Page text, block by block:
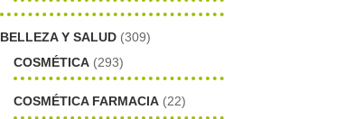
BELLEZA Y SALUD (309)
COSMÉTICA (293)
COSMÉTICA FARMACIA (22)